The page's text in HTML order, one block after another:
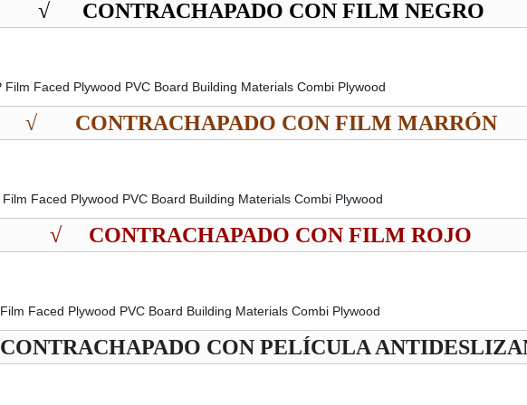
√ CONTRACHAPADO CON FILM NEGRO
√ CONTRACHAPADO CON FILM MARRÓN
√ CONTRACHAPADO CON FILM ROJO
CONTRACHAPADO CON PELÍCULA